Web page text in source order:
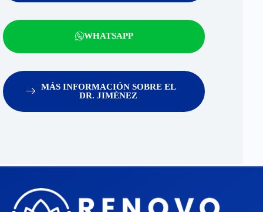
WHATSAPP
MÁS INFORMACIÓN SOBRE EL
DR. JIMÉNEZ